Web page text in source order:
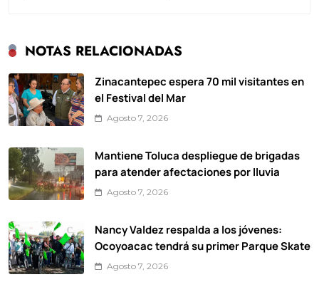
NOTAS RELACIONADAS
Zinacantepec espera 70 mil visitantes en
el Festival del Mar
Agosto 7, 2026
Mantiene Toluca despliegue de brigadas
para atender afectaciones por lluvia
Agosto 7, 2026
Nancy Valdez respalda a los jóvenes:
Ocoyoacac tendrá su primer Parque Skate
Agosto 7, 2026